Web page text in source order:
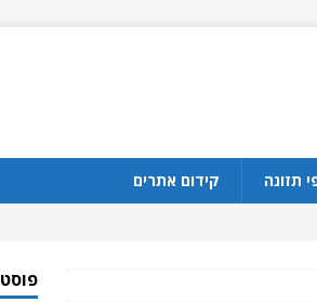
תזונה קידום אתרים